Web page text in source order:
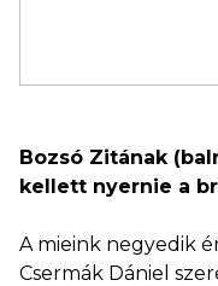
Bozsó Zitának
kellett nyernie a
A mieink negyedik
Csermák Dániel